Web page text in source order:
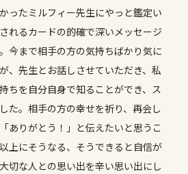
ったミルフィー先生にやっと鑑定い
れるカードの的確で深いメッセージ
今まで相手の方の気持ちばかり気に
、先生とお話しさせていただき、私
ちを自分自身で知ることができ、ス
た。相手の方の幸せを祈り、再会し
ありがとう！」と伝えたいと思うこ
上にそうなる、そうできると自信が
切な人との思い出を辛い思い出にし